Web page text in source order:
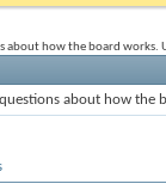
about how the board
about how